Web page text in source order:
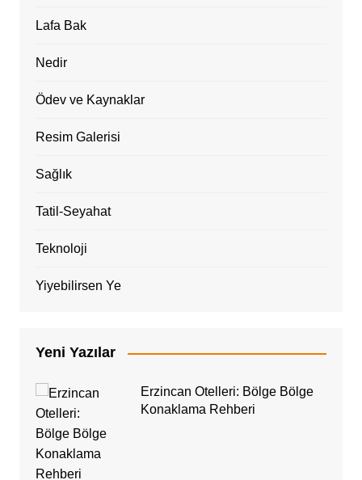
Lafa Bak
Nedir
Ödev ve Kaynaklar
Resim Galerisi
Sağlık
Tatil-Seyahat
Teknoloji
Yiyebilirsen Ye
Yeni Yazılar
Erzincan Otelleri: Bölge Bölge
Konaklama Rehberi